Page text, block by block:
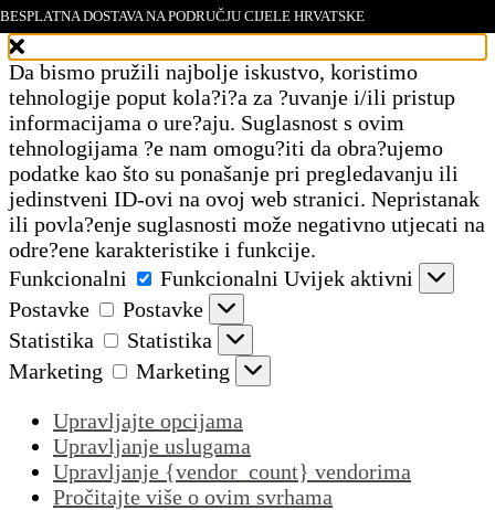
Upravljajte pristankom
Da bismo pružili najbolje iskustvo, koristimo
tehnologije poput kola?i?a za ?uvanje i/ili pristup
informacijama o ure?aju. Suglasnost s ovim
tehnologijama ?e nam omogu?iti da obra?ujemo
podatke kao što su ponašanje pri pregledavanju ili
jedinstveni ID-ovi na ovoj web stranici. Nepristanak
ili povla?enje suglasnosti može negativno utjecati na
odre?ene karakteristike i funkcije.
Funkcionalni
Funkcionalni Uvijek aktivni
Postavke
Postavke
Statistika
Statistika
Marketing
Marketing
Upravljajte opcijama
Upravljanje uslugama
Upravljanje {vendor_count} vendorima
Pročitajte više o ovim svrhama
BESPLATNA DOSTAVA NA PODRUČJU CIJELE HRVATSKE